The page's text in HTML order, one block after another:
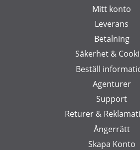
Mitt konto
Leverans
Betalning
Säkerhet &
Beställ
Agenturer
Support
Returer &
Ångerrätt
Skapa Konto